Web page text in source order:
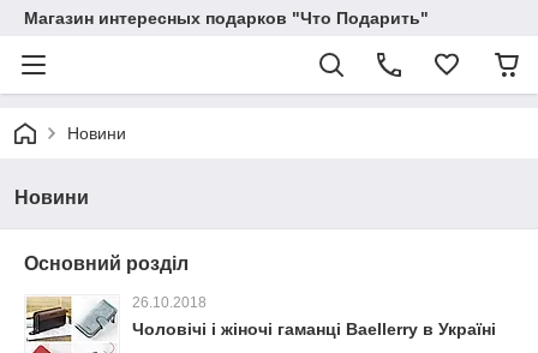
Магазин интересных подарков "Что Подарить"
Новини
Новини
Основний розділ
26.10.2018
Чоловічі і жіночі гаманці Baellerry в Україні